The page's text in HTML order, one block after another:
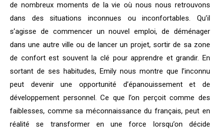
de nombreux moments de la vie où nous nous retrouvons
dans des situations inconnues ou inconfortables. Qu’il
s’agisse de commencer un nouvel emploi, de déménager
dans une autre ville ou de lancer un projet, sortir de sa zone
de confort est souvent la clé pour apprendre et grandir. En
sortant de ses habitudes, Emily nous montre que l’inconnu
peut devenir une opportunité d’épanouissement et de
développement personnel. Ce que l’on perçoit comme des
faiblesses, comme sa méconnaissance du français, peut en
réalité se transformer en une force lorsqu’on décide